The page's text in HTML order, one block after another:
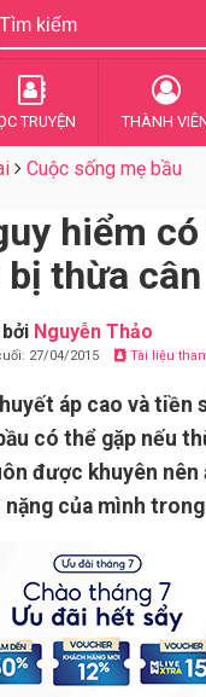
TRUYỆN THÀNH
Cuộc sống mẹ bầu
hiểm
thừa cân
Nguyễn Thảo
27/04/2015 Tài liệu
áp cao và tiền
có thể gặp nếu
được khuyên nên
nặng của mình